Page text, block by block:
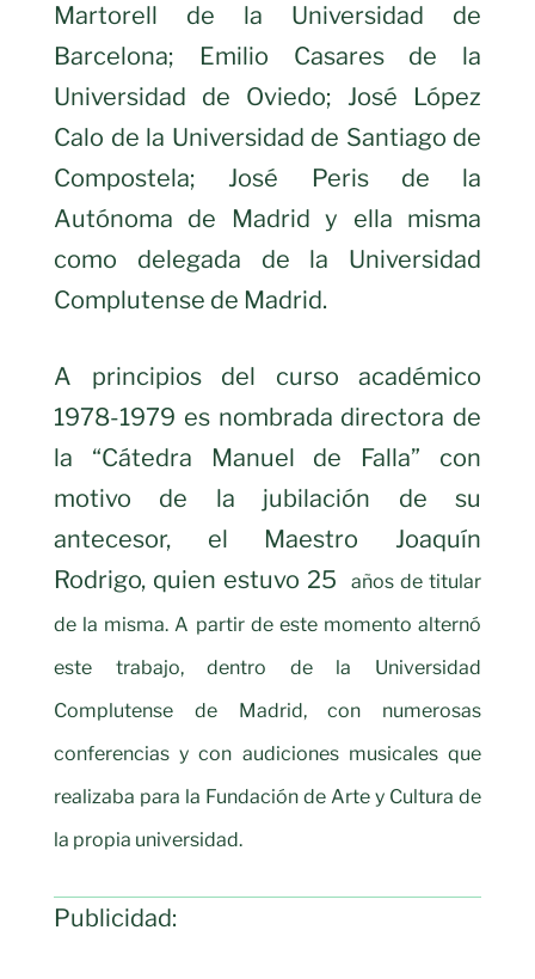
Martorell de la Universidad de
Barcelona; Emilio Casares de la
Universidad de Oviedo; José López
Calo de la Universidad de Santiago de
Compostela; José Peris de la
Autónoma de Madrid y ella misma
como delegada de la Universidad
Complutense de Madrid.
A principios del curso académico
1978-1979 es nombrada directora de
la “Cátedra Manuel de Falla” con
motivo de la jubilación de su
antecesor, el Maestro Joaquín
Rodrigo, quien estuvo 25
años de titular
de la misma. A partir de este momento alternó
este trabajo, dentro de la Universidad
Complutense de Madrid, con numerosas
conferencias y con audiciones musicales que
realizaba para la Fundación de Arte y Cultura de
la propia universidad.
Publicidad: